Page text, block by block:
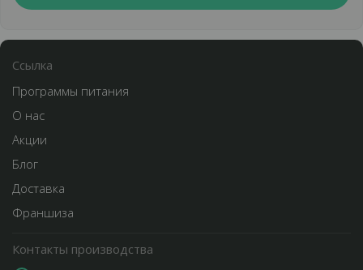
Cсылка
Программы питания
О нас
Акции
Блог
Доставка
Франшиза
Контакты производства